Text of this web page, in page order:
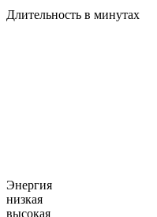
Длительность в минутах
Энергия
низкая
высокая